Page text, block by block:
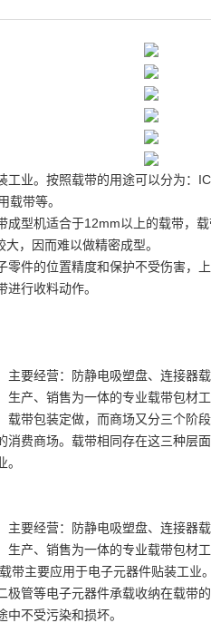
业。按照载带的用途可以分为：
载带等。
型机适合于12mm以上的载带，
，因而难以做精密成型。
零件的位置精度和保护不受伤害，
行收料动作。
主要经营：防静电吸塑盘、连接器
产、销售为一体的专业载带包材工
载带包装定做，而商场又分三个阶
消费商场。载带相同存在这三种层
主要经营：防静电吸塑盘、连接器
产、销售为一体的专业载带包材工
带主要应用于电子元器件贴装工业
极管等电子元器件承载收纳在载带
不受污染和损坏。